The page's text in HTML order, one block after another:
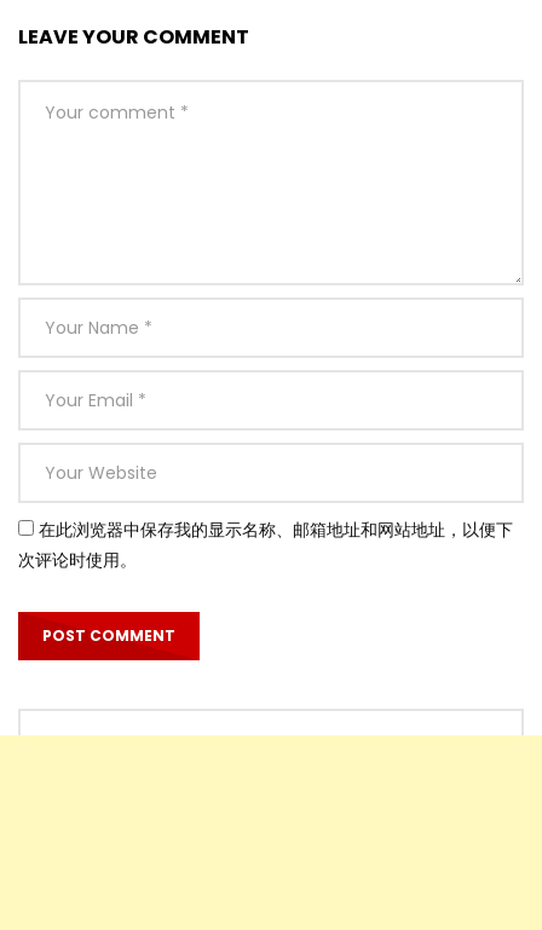
LEAVE YOUR COMMENT
在此浏览器中保存我的显示名称、邮箱地址和网站地址，以便下
次评论时使用。